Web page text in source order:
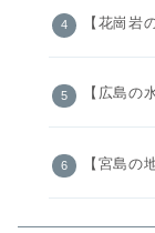
【花崗岩
【広島の
【宮島の